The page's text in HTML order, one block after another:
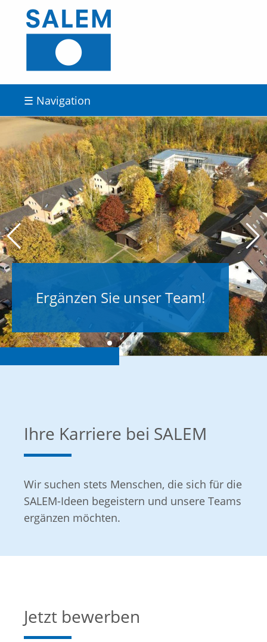
☰ Navigation
Ergänzen Sie unser Team!
Ihre Karriere bei SALEM
Wir suchen stets Menschen, die sich für die
SALEM-Ideen begeistern und unsere Teams
ergänzen möchten.
Jetzt bewerben